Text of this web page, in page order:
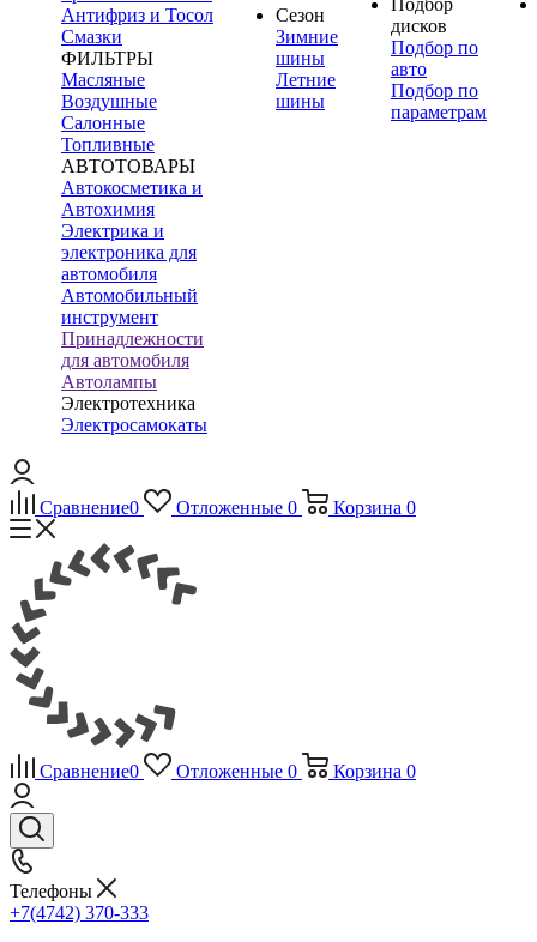
Антифриз и Тосол
Смазки
ФИЛЬТРЫ
Масляные
Воздушные
Салонные
Топливные
АВТОТОВАРЫ
Автокосметика и
Автохимия
Электрика и
электроника для
автомобиля
Автомобильный
инструмент
Принадлежности
для автомобиля
Автолампы
Электротехника
Электросамокаты
Сезон
Зимние
шины
Летние
шины
дисков
Подбор по
авто
Подбор по
параметрам
Сравнение0 Отложенные 0 Корзина 0
Сравнение0 Отложенные 0 Корзина 0
Телефоны
+7(4742) 370-333